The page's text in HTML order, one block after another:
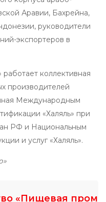
Аравии, Бахрейна,
руководители
экспортеров в
коллективная
производителей
Международным
«Халяль» при
РФ и Национальным
и услуг «Халяль».
«Пищевая